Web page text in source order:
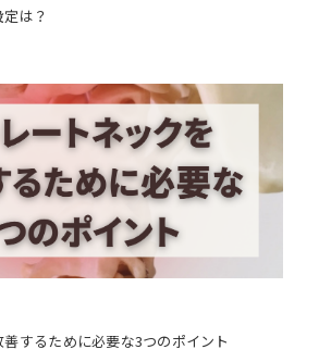
は？
するために必要な3つのポイント